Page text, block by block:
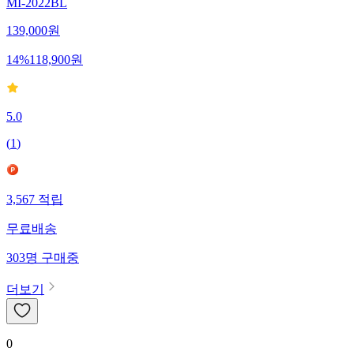
MI-2022BL
139,000원
14%118,900원
5.0
(1)
3,567적립
무료배송
303명구매중
더보기
0